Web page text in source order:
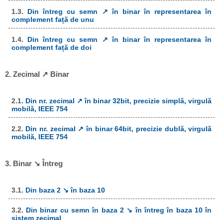
1.3. Din întreg cu semn ↗ în binar în representarea în
complement față de unu
1.4. Din întreg cu semn ↗ în binar în representarea în
complement față de doi
2. Zecimal ↗ Binar
2.1. Din nr. zecimal ↗ în binar 32bit, precizie simplă, virgulă
mobilă, IEEE 754
2.2. Din nr. zecimal ↗ în binar 64bit, precizie dublă, virgulă
mobilă, IEEE 754
3. Binar ↘ Întreg
3.1. Din baza 2 ↘ în baza 10
3.2. Din binar cu semn în baza 2 ↘ în întreg în baza 10 în
sistem zecimal